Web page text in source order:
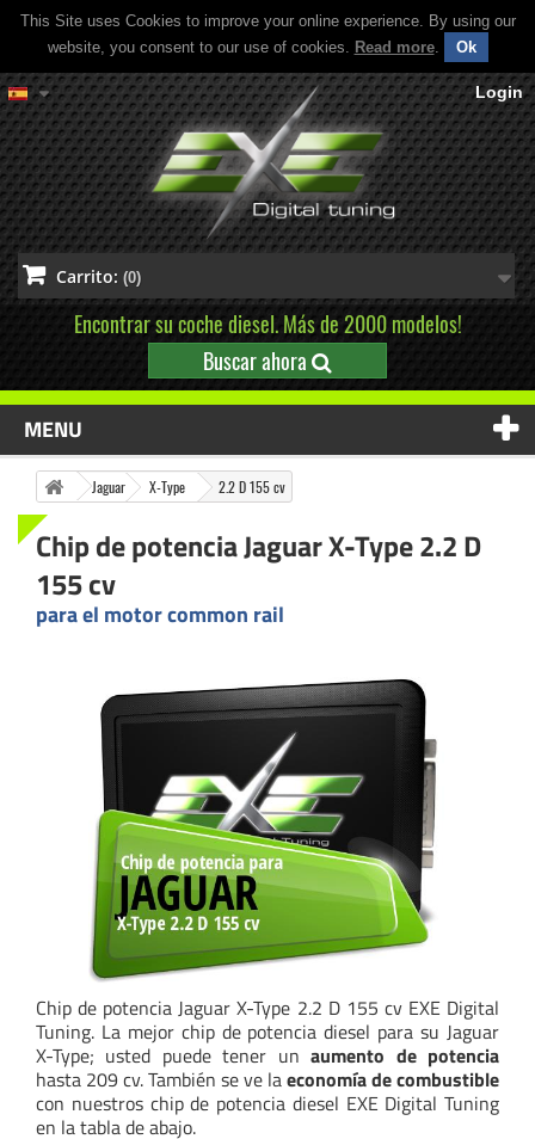
This Site uses Cookies to improve your online experience. By using our
website, you consent to our use of cookies. Read more. Ok
Login
Carrito: (0)
Encontrar su coche diesel. Más de 2000 modelos!
Buscar ahora
MENU
Jaguar X-Type 2.2 D 155 cv
Chip de potencia Jaguar X-Type 2.2 D
155 cv
para el motor common rail
Chip de potencia Jaguar X-Type 2.2 D 155 cv EXE Digital
Tuning. La mejor chip de potencia diesel para su Jaguar
X-Type; usted puede tener unaumento de potencia
hasta 209 cv. También se ve laeconomía de combustible
con nuestros chip de potencia diesel EXE Digital Tuning
en la tabla de abajo.